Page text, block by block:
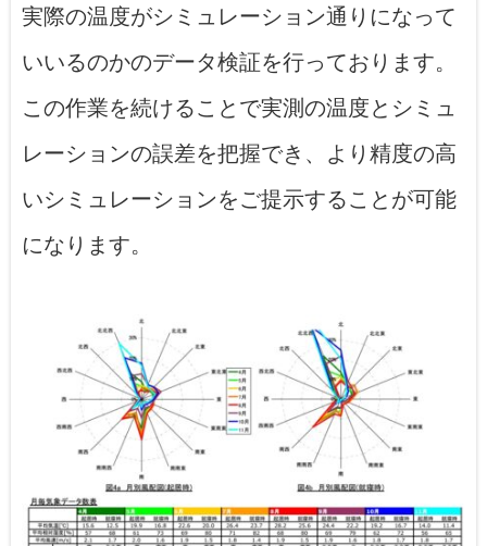
実際の温度がシミュレーション通りになって
いいるのかのデータ検証を行っております。
この作業を続けることで実測の温度とシミュ
レーションの誤差を把握でき、より精度の高
いシミュレーションをご提示することが可能
になります。